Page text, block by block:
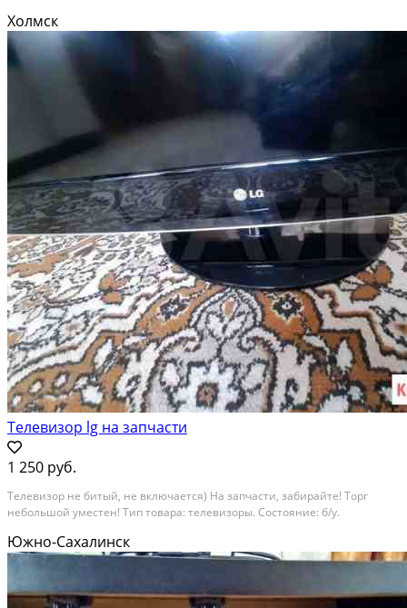
Холмск
Телевизор lg на запчасти
1 250 руб.
Телевизор не битый, не включается) На запчасти, забирайте! Торг
небольшой уместен! Тип товара: телевизоры. Состояние: б/у.
Южно-Сахалинск